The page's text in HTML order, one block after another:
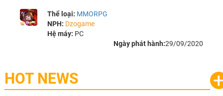
Thể loại: MMORPG
NPH: Dzogame
Hệ máy: PC
Ngày phát hành:29/09/2020
HOT NEWS